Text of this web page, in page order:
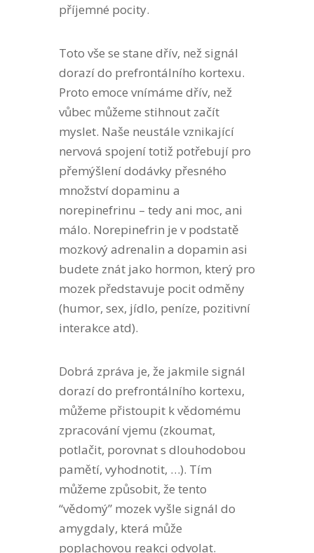
příjemné pocity.
Toto vše se stane dřív, než signál
dorazí do prefrontálního kortexu.
Proto emoce vnímáme dřív, než
vůbec můžeme stihnout začít
myslet. Naše neustále vznikající
nervová spojení totiž potřebují pro
přemýšlení dodávky přesného
množství dopaminu a
norepinefrinu – tedy ani moc, ani
málo. Norepinefrin je v podstatě
mozkový adrenalin a dopamin asi
budete znát jako hormon, který pro
mozek představuje pocit odměny
(humor, sex, jídlo, peníze, pozitivní
interakce atd).
Dobrá zpráva je, že jakmile signál
dorazí do prefrontálního kortexu,
můžeme přistoupit k vědomému
zpracování vjemu (zkoumat,
potlačit, porovnat s dlouhodobou
pamětí, vyhodnotit, …). Tím
můžeme způsobit, že tento
“vědomý” mozek vyšle signál do
amygdaly, která může
poplachovou reakci odvolat.